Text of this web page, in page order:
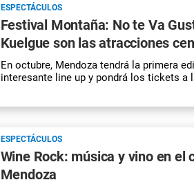
ESPECTÁCULOS
Festival Montaña: No te Va
Kuelgue son las atracciones
En octubre, Mendoza tendrá la primera
interesante line up y pondrá los tickets a
ESPECTÁCULOS
Wine Rock: música y vino en el
Mendoza